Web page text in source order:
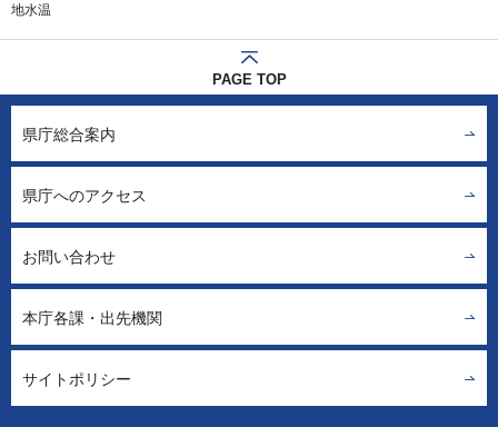
地水温
PAGE TOP
県庁総合案内
県庁へのアクセス
お問い合わせ
本庁各課・出先機関
サイトポリシー